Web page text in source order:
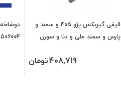
قیفی گیربکس پژو 405 و سمند و
پارس و سمند ملی و دنا و سورن
408,719تومان
دوشاخه
1506004 آماتا